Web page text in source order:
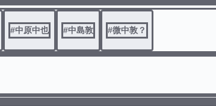
#中原中也 #中島敦 #微中敦？